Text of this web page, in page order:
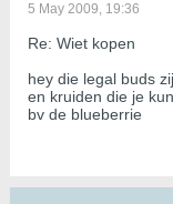
5 May 2009, 19:36
Re: Wiet kopen
hey die legal buds
en kruiden die je
bv de blueberrie